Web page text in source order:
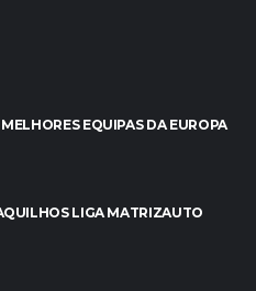
EQUIPAS DA EUROPA
LIGA MATRIZAUTO